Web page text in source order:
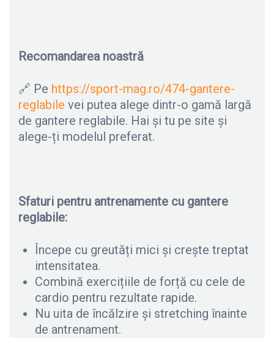
Recomandarea noastră
🔗 Pe https://sport-mag.ro/474-gantere-
reglabile vei putea alege dintr-o gamă largă
de gantere reglabile. Hai și tu pe site și
alege-ți modelul preferat.
Sfaturi pentru antrenamente cu gantere
reglabile:
Începe cu greutăți mici și crește treptat
intensitatea.
Combină exercițiile de forță cu cele de
cardio pentru rezultate rapide.
Nu uita de încălzire și stretching înainte
de antrenament.